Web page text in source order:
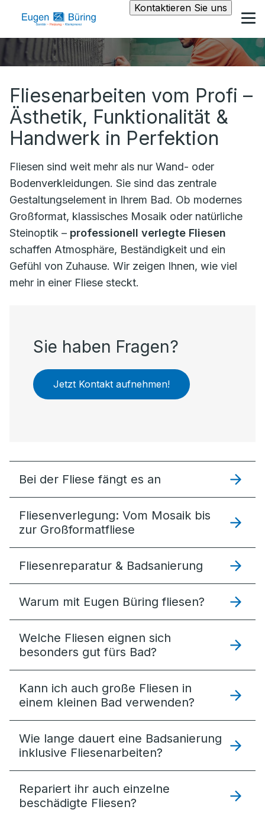
Kontaktieren Sie uns
Fliesenarbeiten vom Profi –
Ästhetik, Funktionalität &
Handwerk in Perfektion
Fliesen sind weit mehr als nur Wand- oder
Bodenverkleidungen. Sie sind das zentrale
Gestaltungselement in Ihrem Bad. Ob modernes
Großformat, klassisches Mosaik oder natürliche
Steinoptik – professionell verlegte Fliesen
schaffen Atmosphäre, Beständigkeit und ein
Gefühl von Zuhause. Wir zeigen Ihnen, wie viel
mehr in einer Fliese steckt.
Sie haben Fragen?
Jetzt Kontakt aufnehmen!
Bei der Fliese fängt es an
Fliesenverlegung: Vom Mosaik bis
zur Großformatfliese
Fliesenreparatur & Badsanierung
Warum mit Eugen Büring fliesen?
Welche Fliesen eignen sich
besonders gut fürs Bad?
Kann ich auch große Fliesen in
einem kleinen Bad verwenden?
Wie lange dauert eine Badsanierung
inklusive Fliesenarbeiten?
Repariert ihr auch einzelne
beschädigte Fliesen?